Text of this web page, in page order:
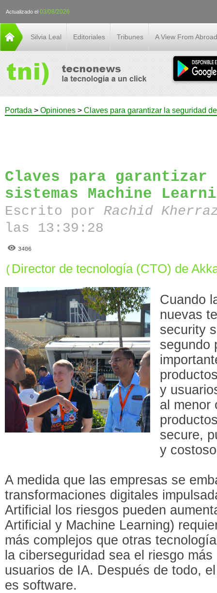
Actualizado el 03/08/2026
Silvia Leal Editoriales Tribunes A View From Abroad
Portada > Opiniones > Claves para garantizar la seguridad
Claves para garantizar
sistemas Machine
Escrito por Rachid
las 13:39:28
3406
( Director de tecnología (CTO) de
Cuando
nuevas
security
segundo
y
al menor
secure,
y
A medida que las empresas se
transformaciones digitales
Artificial los riesgos pueden
Artificial y Machine Learning)
más complejos que otras
la ciberseguridad sea el riesgo
usuarios de IA. Después de todo,
es software.